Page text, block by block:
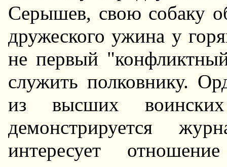
Серышев, свою собаку
дружеского ужина у
не первый
служить полковнику.
из высших
демонстрируется
интересует